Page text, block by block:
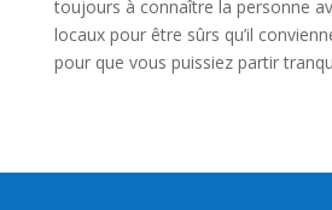
toujours à connaître la personne
locaux pour être sûrs qu’il
pour que vous puissiez partir